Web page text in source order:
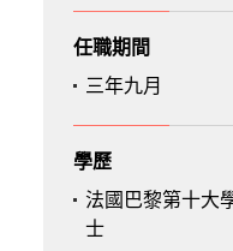
任職期間
三年九月
學歷
法國巴黎第十大
士